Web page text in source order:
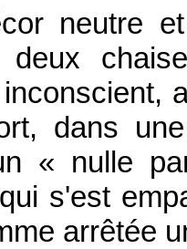
neutre
deux
dans
« nulle
s'est
arrêtée